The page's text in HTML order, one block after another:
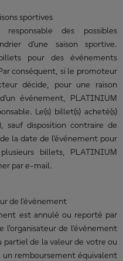
sportives
des possibles
d'une saison sportive.
pour des événements
conséquent, si le promoteur
décide, pour une raison
événement, PLATINIUM
Le(s) billet(s) acheté(s)
sauf disposition contraire de
la date de l'événement pour
billets, PLATINIUM
par e-mail.
de l'événement
est annulé ou reporté par
l'organisateur de l'événement
de la valeur de votre ou
un remboursement équivalent